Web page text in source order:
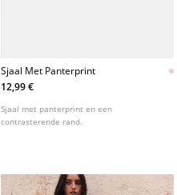
Sjaal Met Panterprint
12,99 €
Sjaal met panterprint en een
contrasterende rand.